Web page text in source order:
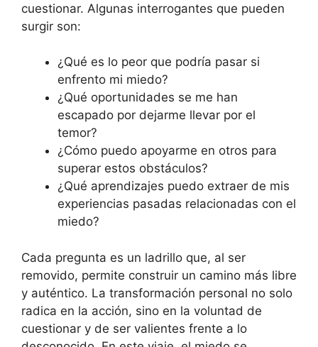
cuestionar. Algunas interrogantes que pueden
surgir son:
¿Qué es lo peor que podría pasar si
enfrento mi miedo?
¿Qué oportunidades se me han
escapado por dejarme llevar por el
temor?
¿Cómo puedo apoyarme en otros para
superar estos obstáculos?
¿Qué aprendizajes puedo extraer de mis
experiencias pasadas relacionadas con el
miedo?
Cada pregunta es un ladrillo que, al ser
removido, permite construir un camino más libre
y auténtico. La transformación personal no solo
radica en la acción, sino en la voluntad de
cuestionar y de ser valientes frente a lo